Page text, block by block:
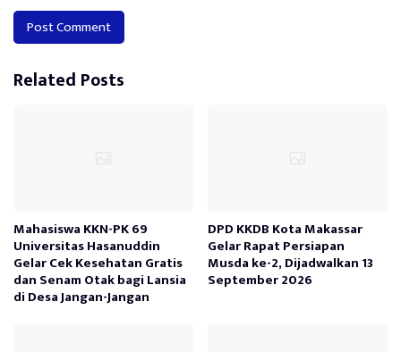
Alternative:
Related Posts
Mahasiswa KKN-PK 69
Universitas Hasanuddin
Gelar Cek Kesehatan Gratis
dan Senam Otak bagi Lansia
di Desa Jangan-Jangan
DPD KKDB Kota Makassar
Gelar Rapat Persiapan
Musda ke-2, Dijadwalkan 13
September 2026